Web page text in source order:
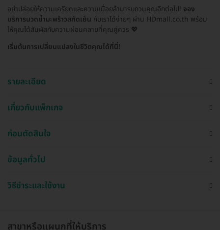
อย่าปล่อยให้ความเครียดและความเมื่อยล้ามารบกวนคุณอีกต่อไป! จอง
บริการนวดน้ำมะพร้าวสกัดเย็น กับเราได้ง่ายๆ ผ่าน HDmall.co.th พร้อม
ให้คุณได้สัมผัสกับความผ่อนคลายที่คุณคู่ควร 💖
เริ่มต้นการเปลี่ยนแปลงในชีวิตคุณได้ที่นี่!
รายละเอียด
เกี่ยวกับแพ็กเกจ
ก่อนตัดสินใจ
ข้อมูลทั่วไป
วิธีชำระและใช้งาน
สาขาหรือแผนกที่ให้บริการ